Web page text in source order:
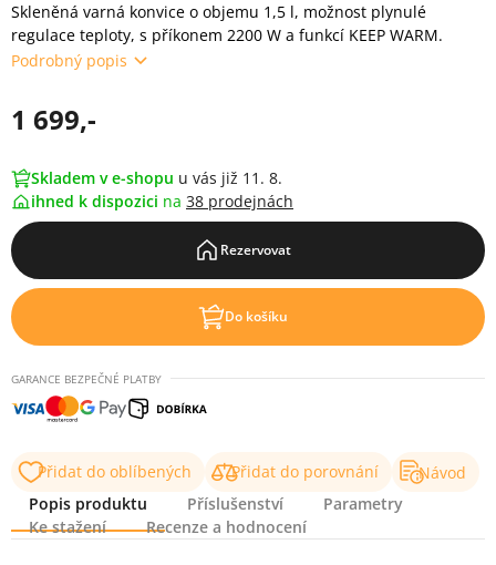
Skleněná varná konvice o objemu 1,5 l, možnost plynulé
regulace teploty, s příkonem 2200 W a funkcí KEEP WARM.
Podrobný popis
1 699,-
Skladem v e-shopu u vás již 11. 8.
ihned k dispozici na 38 prodejnách
Rezervovat
Do košíku
GARANCE BEZPEČNÉ PLATBY
Přidat do oblíbených Přidat do porovnání
Návod
Popis produktu
Příslušenství
Parametry
Ke stažení
Recenze a hodnocení